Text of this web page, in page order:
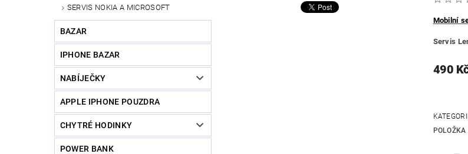
SERVIS NOKIA A MICROSOFT
BAZAR
IPHONE BAZAR
NABÍJEČKY
APPLE IPHONE POUZDRA
CHYTRÉ HODINKY
POWER BANK
Mobilní
Servis
490